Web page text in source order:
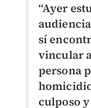
“Ayer
sí
vincular
persona
culposo